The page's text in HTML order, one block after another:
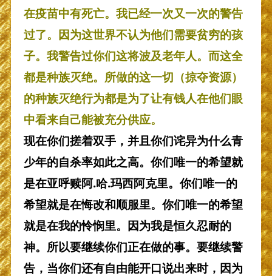
在疫苗中有死亡。我已经一次又一次的警告
过了。因为这世界不认为他们需要贫穷的孩
子。我警告过你们这将波及老年人。而这全
都是种族灭绝。所做的这一切（掠夺资源）
的种族灭绝行为都是为了让有钱人在他们眼
中看来自己能被充分供应。
现在你们搓着双手，并且你们诧异为什么青
少年的自杀率如此之高。你们唯一的希望就
是在亚呼赎阿.哈.玛西阿克里。你们唯一的
希望就是在悔改和顺服里。你们唯一的希望
就是在我的怜悯里。因为我是恒久忍耐的
神。所以要继续你们正在做的事。要继续警
告，当你们还有自由能开口说出来时，因为